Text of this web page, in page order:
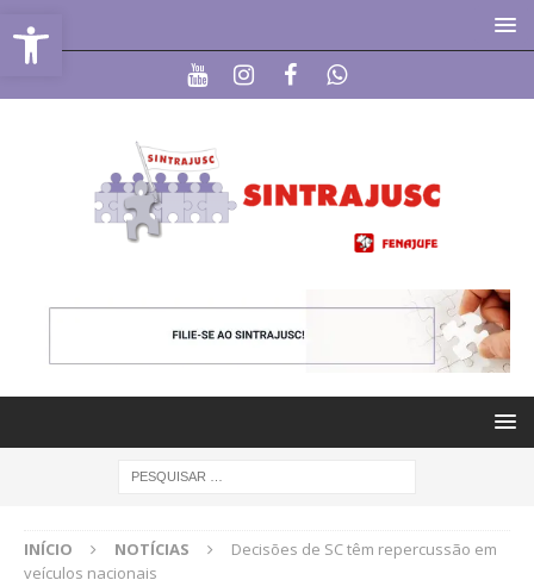
Abrir a barra de ferramentas
INÍCIO NOTÍCIAS
Decisões de SC têm repercussão em
veículos nacionais